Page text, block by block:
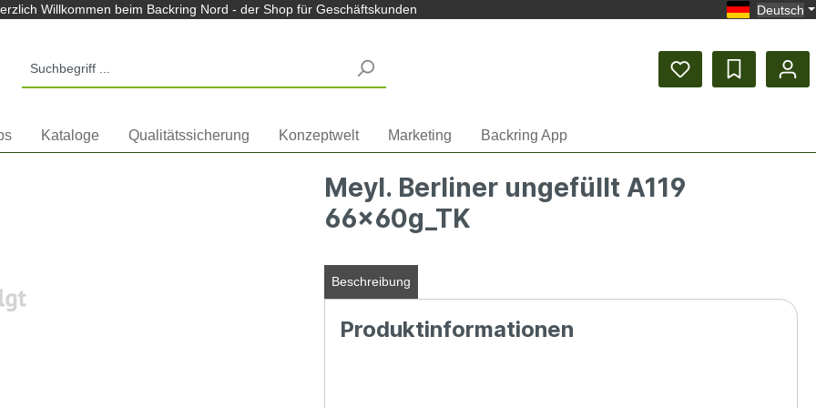
Backring Nord Shop
Willkommen beim Backring Nord - der Shop für Geschäftskunden Deutsch
Kataloge Qualitätssicherung Konzeptwelt Marketing Backring App
Meyl. Berliner ungefüllt A119
66x60g_TK
Beschreibung
Produktinformationen